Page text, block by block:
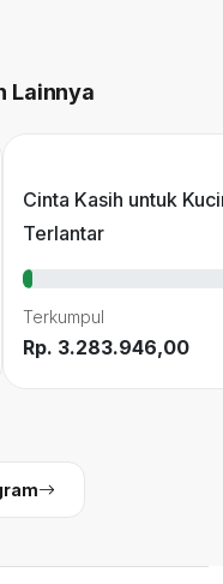
Lainnya
Cinta Kasih untuk
Terlantar
Terkumpul
Rp. 3.283.946,00